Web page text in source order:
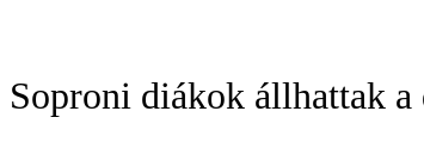
Soproni diákok állhattak